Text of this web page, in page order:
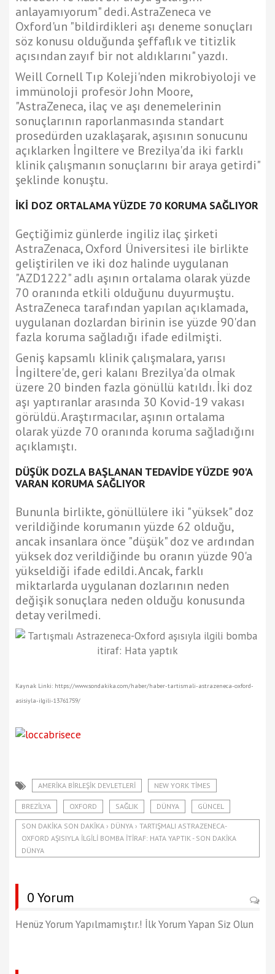
anlayamıyorum" dedi. AstraZeneca ve
Oxford'un "bildirdikleri aşı deneme sonuçları
söz konusu olduğunda şeffaflık ve titizlik
açısından zayıf bir not aldıklarını" yazdı.
Weill Cornell Tıp Koleji'nden mikrobiyoloji ve
immünoloji profesör John Moore,
"AstraZeneca, ilaç ve aşı denemelerinin
sonuçlarının raporlanmasında standart
prosedürden uzaklaşarak, aşısının sonucunu
açıklarken İngiltere ve Brezilya'da iki farklı
klinik çalışmanın sonuçlarını bir araya getirdi"
şeklinde konuştu.
İKİ DOZ ORTALAMA YÜZDE 70 KORUMA SAĞLIYOR
Geçtiğimiz günlerde ingiliz ilaç şirketi
AstraZenaca, Oxford Üniversitesi ile birlikte
geliştirilen ve iki doz halinde uygulanan
"AZD1222" adlı aşının ortalama olarak yüzde
70 oranında etkili olduğunu duyurmuştu.
AstraZeneca tarafından yapılan açıklamada,
uygulanan dozlardan birinin ise yüzde 90'dan
fazla koruma sağladığı ifade edilmişti.
Geniş kapsamlı klinik çalışmalara, yarısı
İngiltere'de, geri kalanı Brezilya'da olmak
üzere 20 binden fazla gönüllü katıldı. İki doz
aşı yaptıranlar arasında 30 Kovid-19 vakası
görüldü. Araştırmacılar, aşının ortalama
olarak yüzde 70 oranında koruma sağladığını
açıklamıştı.
DÜŞÜK DOZLA BAŞLANAN TEDAVİDE YÜZDE 90'A
VARAN KORUMA SAĞLIYOR
Bununla birlikte, gönüllülere iki "yüksek" doz
verildiğinde korumanın yüzde 62 olduğu,
ancak insanlara önce "düşük" doz ve ardından
yüksek doz verildiğinde bu oranın yüzde 90'a
yükseldiği ifade edildi. Ancak, farklı
miktarlarda uygulanan dozlarının neden
değişik sonuçlara neden olduğu konusunda
detay verilmedi.
Kaynak Linki: https://www.sondakika.com/haber/haber-tartismali-astrazeneca-oxford-
asisiyla-ilgili-13761759/
AMERIKA BIRLEŞIK DEVLETLERI NEW YORK TIMES
BREZILYA OXFORD SAĞLIK DÜNYA GÜNCEL
SON DAKIKA SON DAKIKA › DÜNYA › TARTIŞMALI ASTRAZENECA-
OXFORD AŞISIYLA ILGILI BOMBA ITIRAF: HATA YAPTIK - SON DAKIKA
DÜNYA
0 Yorum
Henüz Yorum Yapılmamıştır.! İlk Yorum Yapan Siz Olun